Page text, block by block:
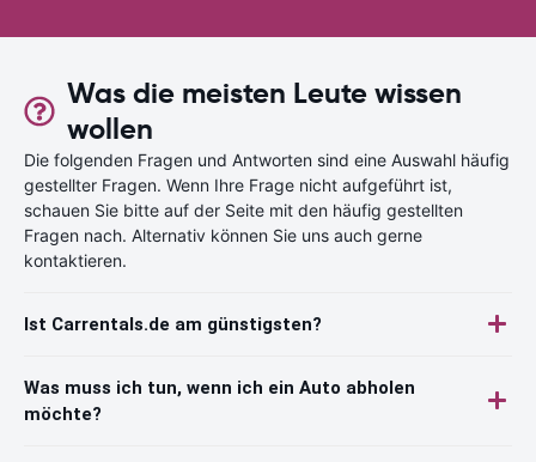
Was die meisten Leute wissen
wollen
Die folgenden Fragen und Antworten sind eine Auswahl häufig
gestellter Fragen. Wenn Ihre Frage nicht aufgeführt ist,
schauen Sie bitte auf der Seite mit den häufig gestellten
Fragen nach. Alternativ können Sie uns auch gerne
kontaktieren.
Ist Carrentals.de am günstigsten?
Was muss ich tun, wenn ich ein Auto abholen
möchte?